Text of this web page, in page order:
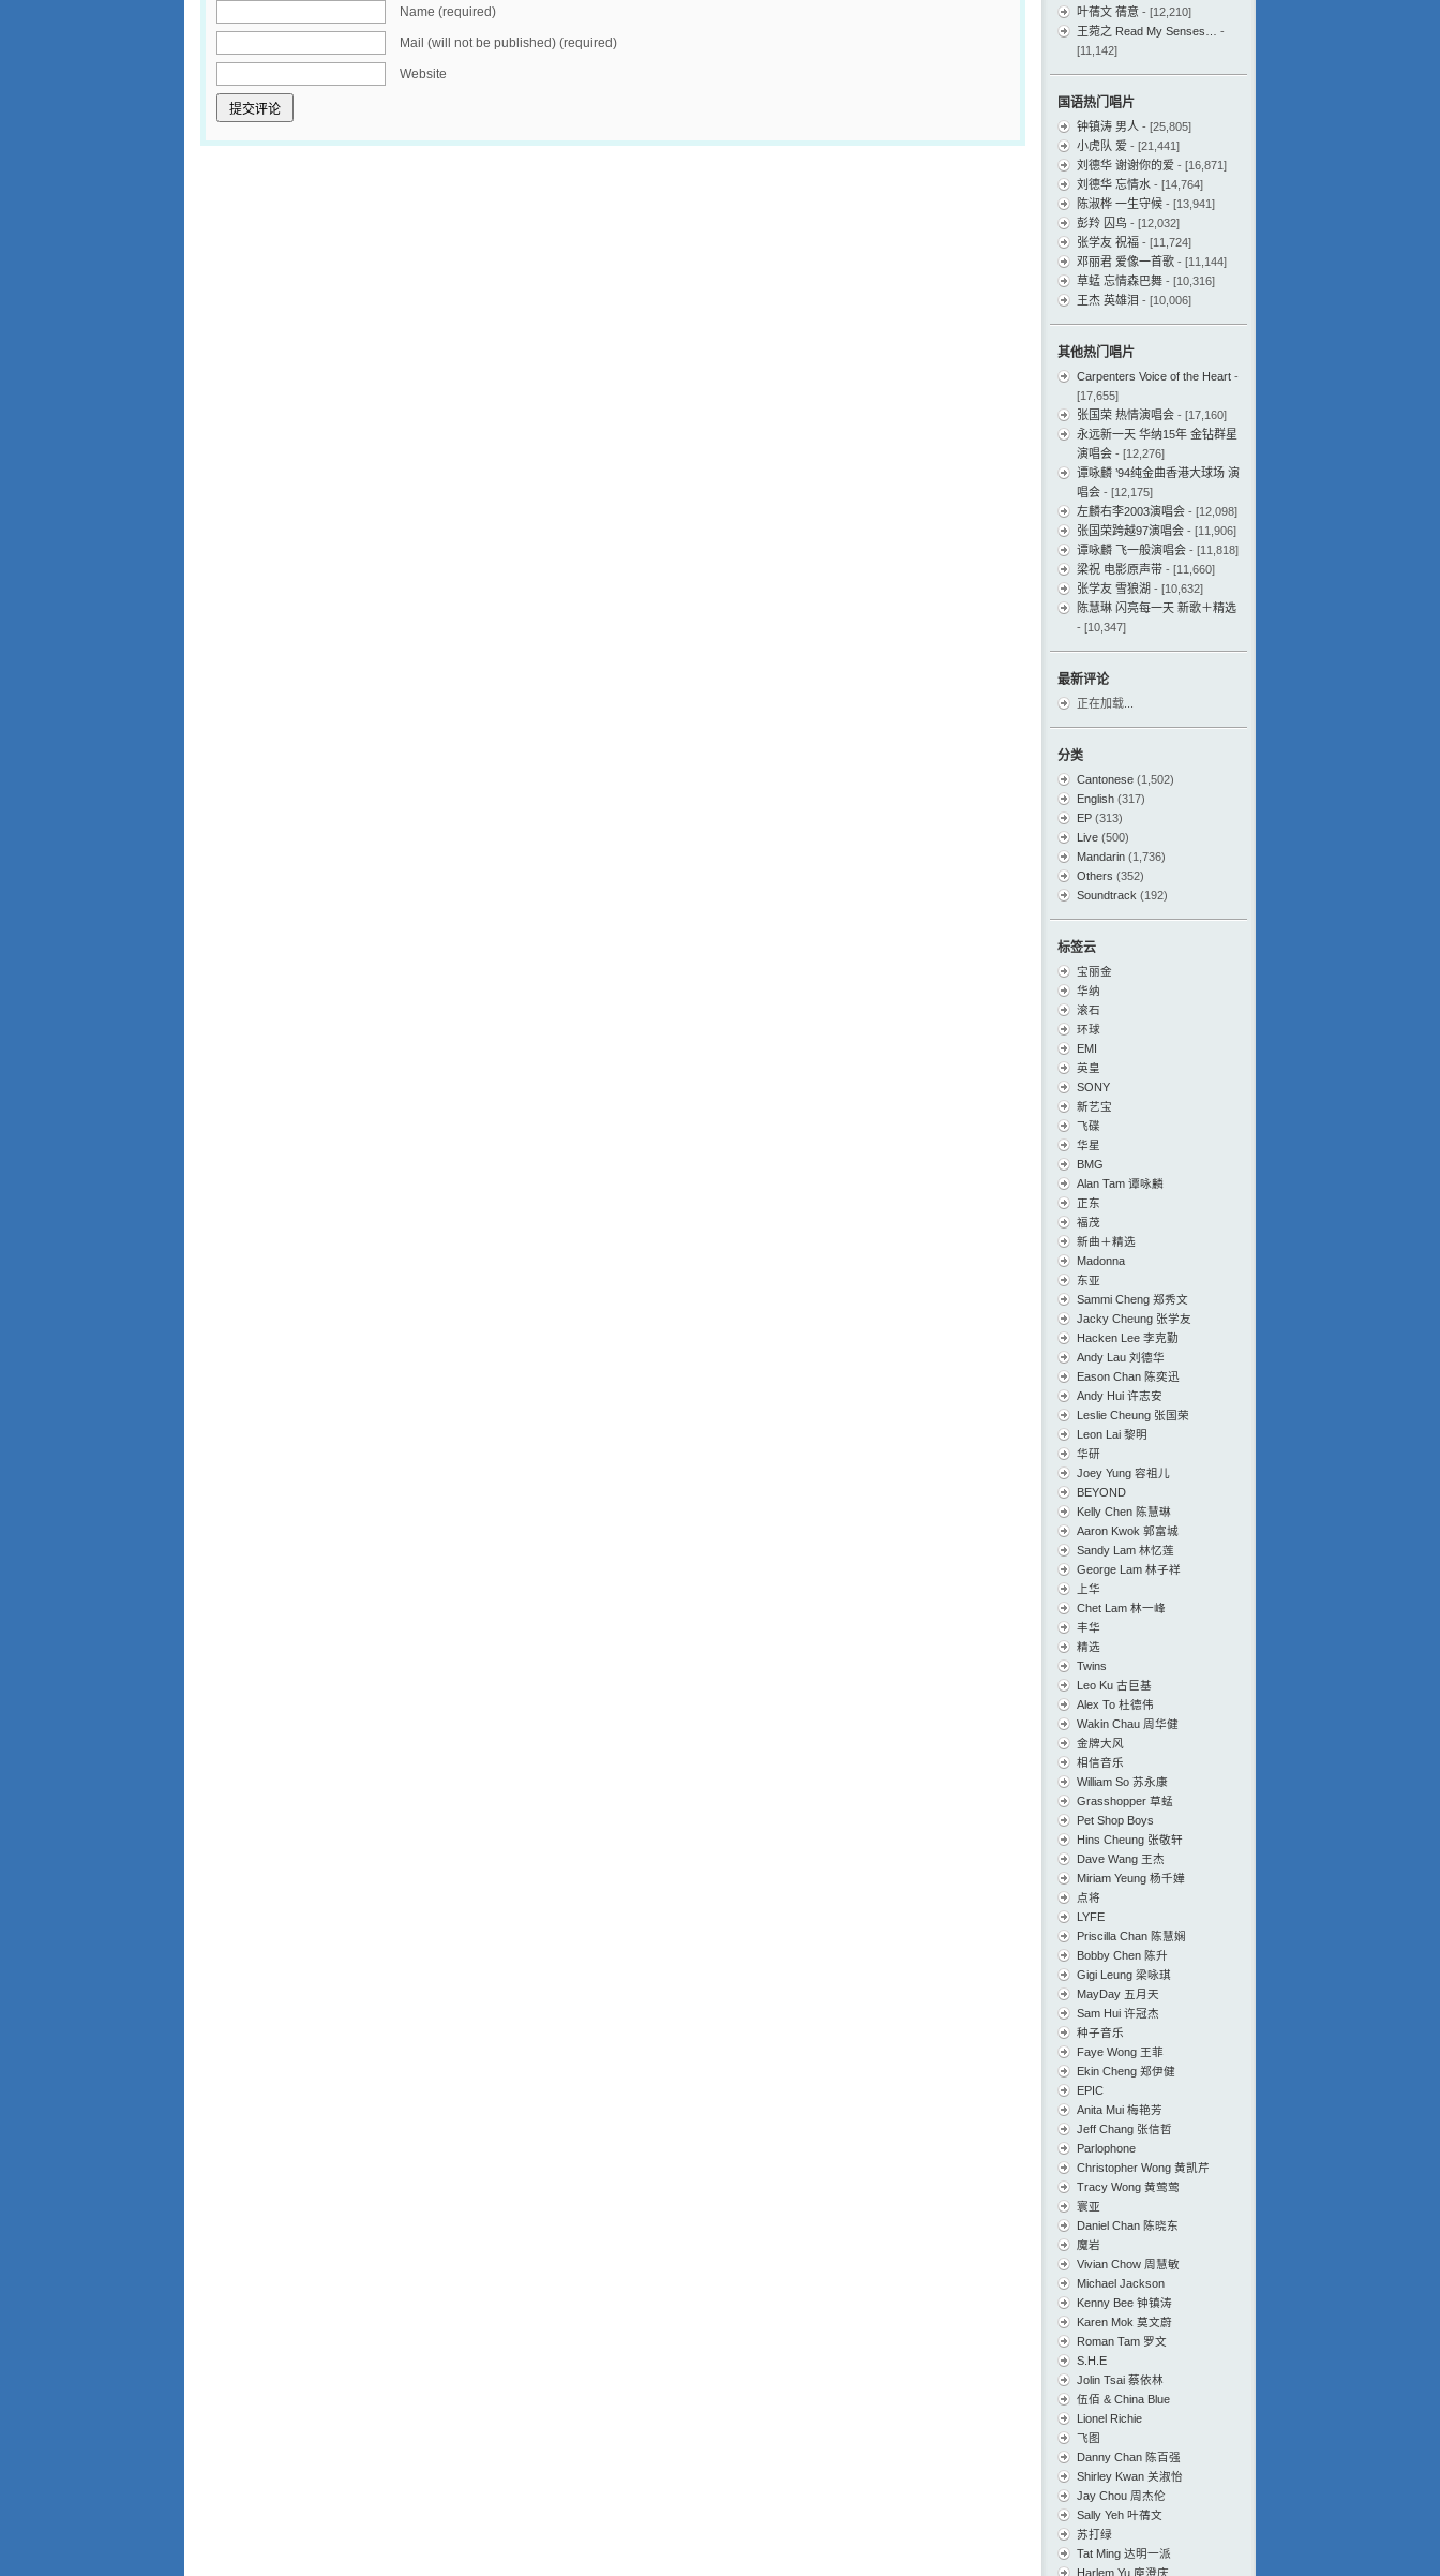
Name (required)
Mail (will not be published) (required)
Website
叶蒨文 蒨意 - [12,210]
王菀之 Read My Senses…
-
[11,142]
国语热门唱片
钟镇涛 男人 - [25,805]
小虎队 爱 - [21,441]
刘德华 谢谢你的爱 - [16,871]
刘德华 忘情水 - [14,764]
陈淑桦 一生守候 - [13,941]
彭羚 囚鸟 - [12,032]
张学友 祝福 - [11,724]
邓丽君 爱像一首歌 - [11,144]
草蜢 忘情森巴舞 - [10,316]
王杰 英雄泪 - [10,006]
其他热门唱片
Carpenters Voice of the Heart -
[17,655]
张国荣 热情演唱会 - [17,160]
永远新一天 华纳15年 金钻群星
演唱会 - [12,276]
谭咏麟 ’94纯金曲香港大球场 演
唱会 - [12,175]
左麟右李2003演唱会 - [12,098]
张国荣跨越97演唱会 - [11,906]
谭咏麟 飞一般演唱会 - [11,818]
梁祝 电影原声带 - [11,660]
张学友 雪狼湖 - [10,632]
陈慧琳 闪亮每一天 新歌＋精选
- [10,347]
最新评论
正在加载...
分类
Cantonese (1,502)
English (317)
EP (313)
Live (500)
Mandarin (1,736)
Others (352)
Soundtrack (192)
标签云
宝丽金
华纳
滚石
环球
EMI
英皇
SONY
新艺宝
飞碟
华星
BMG
Alan Tam 谭咏麟
正东
福茂
新曲＋精选
Madonna
东亚
Sammi Cheng 郑秀文
Jacky Cheung 张学友
Hacken Lee 李克勤
Andy Lau 刘德华
Eason Chan 陈奕迅
Andy Hui 许志安
Leslie Cheung 张国荣
Leon Lai 黎明
华研
Joey Yung 容祖儿
BEYOND
Kelly Chen 陈慧琳
Aaron Kwok 郭富城
Sandy Lam 林忆莲
George Lam 林子祥
上华
Chet Lam 林一峰
丰华
精选
Twins
Leo Ku 古巨基
Alex To 杜德伟
Wakin Chau 周华健
金牌大风
相信音乐
William So 苏永康
Grasshopper 草蜢
Pet Shop Boys
Hins Cheung 张敬轩
Dave Wang 王杰
Miriam Yeung 杨千嬅
点将
LYFE
Priscilla Chan 陈慧娴
Bobby Chen 陈升
Gigi Leung 梁咏琪
MayDay 五月天
Sam Hui 许冠杰
种子音乐
Faye Wong 王菲
Ekin Cheng 郑伊健
EPIC
Anita Mui 梅艳芳
Jeff Chang 张信哲
Parlophone
Christopher Wong 黄凯芹
Tracy Wong 黄莺莺
寰亚
Daniel Chan 陈晓东
魔岩
Vivian Chow 周慧敏
Michael Jackson
Kenny Bee 钟镇涛
Karen Mok 莫文蔚
Roman Tam 罗文
S.H.E
Jolin Tsai 蔡依林
伍佰 & China Blue
Lionel Richie
飞图
Danny Chan 陈百强
Shirley Kwan 关淑怡
Jay Chou 周杰伦
Sally Yeh 叶蒨文
苏打绿
Tat Ming 达明一派
Harlem Yu 庾澄庆